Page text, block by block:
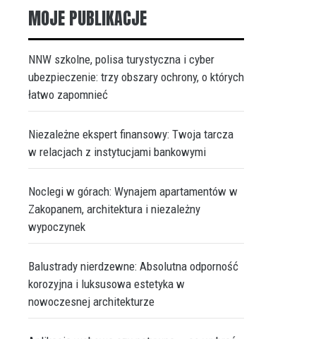
MOJE PUBLIKACJE
NNW szkolne, polisa turystyczna i cyber
ubezpieczenie: trzy obszary ochrony, o których
łatwo zapomnieć
Niezależne ekspert finansowy: Twoja tarcza
w relacjach z instytucjami bankowymi
Noclegi w górach: Wynajem apartamentów w
Zakopanem, architektura i niezależny
wypoczynek
Balustrady nierdzewne: Absolutna odporność
korozyjna i luksusowa estetyka w
nowoczesnej architekturze